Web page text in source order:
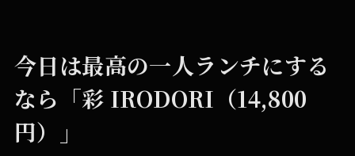
今日は最高の一人ランチにする
なら「彩 IRODORI（14,800
円）」